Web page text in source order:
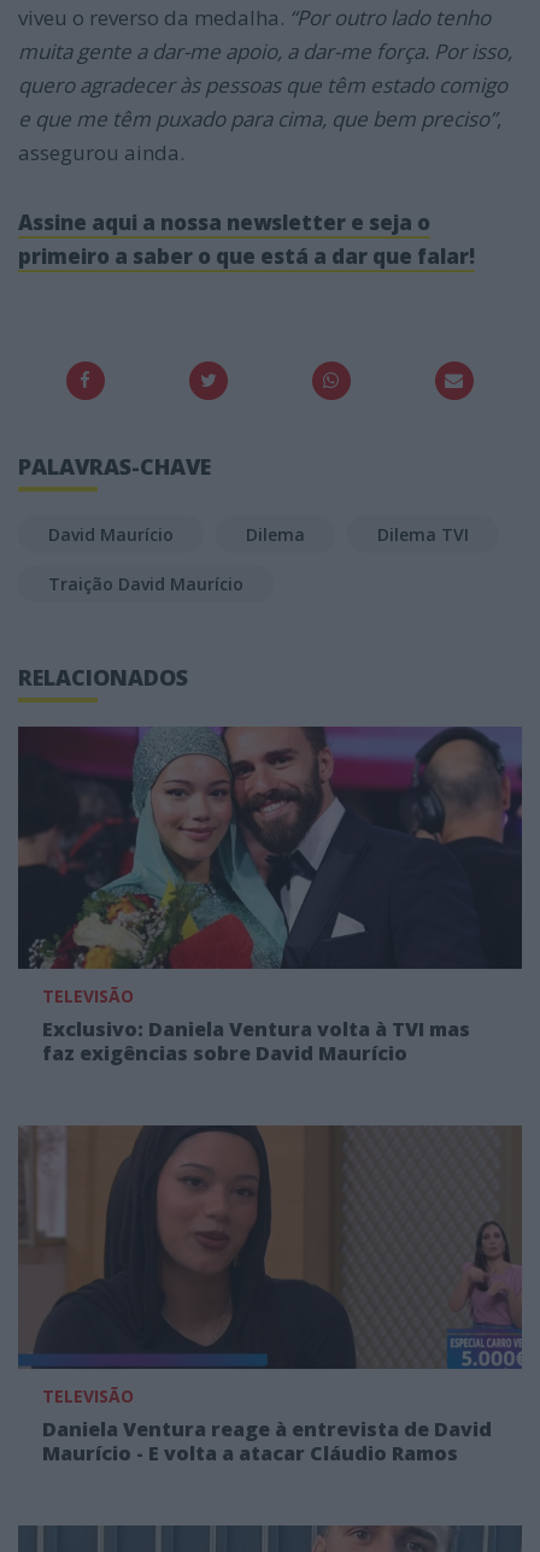
viveu o reverso da medalha. “Por outro lado tenho
muita gente a dar-me apoio, a dar-me força. Por isso,
quero agradecer às pessoas que têm estado comigo
e que me têm puxado para cima, que bem preciso”,
assegurou ainda.
Assine aqui a nossa newsletter e seja o
primeiro a saber o que está a dar que falar!
PALAVRAS-CHAVE
David Maurício Dilema Dilema TVI
Traição David Maurício
RELACIONADOS
TELEVISÃO
Exclusivo: Daniela Ventura volta à TVI mas
faz exigências sobre David Maurício
TELEVISÃO
Daniela Ventura reage à entrevista de David
Maurício - E volta a atacar Cláudio Ramos